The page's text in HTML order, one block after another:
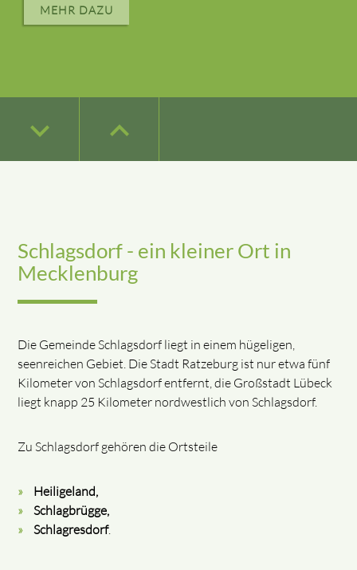
MEHR DAZU
keyboard_arrow_down keyboard_arrow_up
Schlagsdorf - ein kleiner Ort in
Mecklenburg
Die Gemeinde Schlagsdorf liegt in einem hügeligen,
seenreichen Gebiet. Die Stadt Ratzeburg ist nur etwa fünf
Kilometer von Schlagsdorf entfernt, die Großstadt Lübeck
liegt knapp 25 Kilometer nordwestlich von Schlagsdorf.
Zu Schlagsdorf gehören die Ortsteile
Heiligeland,
Schlagbrügge,
Schlagresdorf.